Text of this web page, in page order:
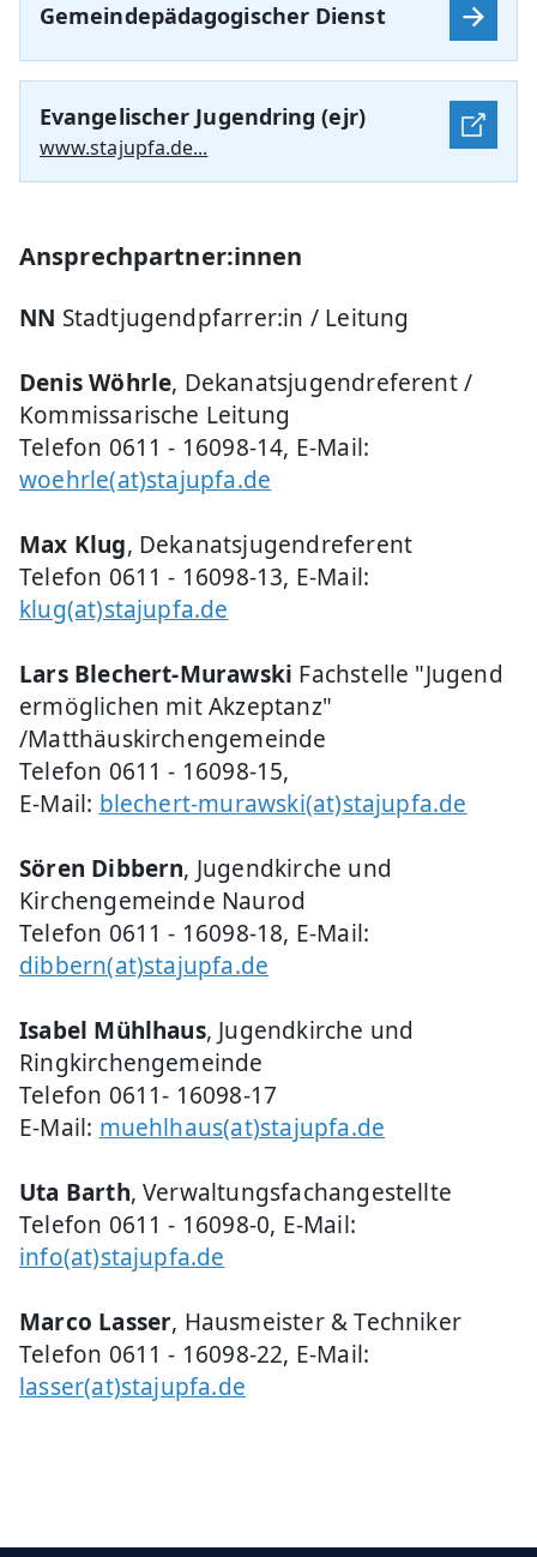
Gemeindepädagogischer Dienst
Evangelischer Jugendring (ejr)
www.stajupfa.de...
Ansprechpartner:innen
NN Stadtjugendpfarrer:in / Leitung
Denis Wöhrle, Dekanatsjugendreferent /
Kommissarische Leitung
Telefon 0611 - 16098-14, E-Mail:
woehrle(at)stajupfa.de
Max Klug, Dekanatsjugendreferent
Telefon 0611 - 16098-13, E-Mail:
klug(at)stajupfa.de
Lars Blechert-Murawski Fachstelle "Jugend
ermöglichen mit Akzeptanz"
/Matthäuskirchengemeinde
Telefon 0611 - 16098-15,
E-Mail: blechert-murawski(at)stajupfa.de
Sören Dibbern, Jugendkirche und
Kirchengemeinde Naurod
Telefon 0611 - 16098-18, E-Mail:
dibbern(at)stajupfa.de
Isabel Mühlhaus, Jugendkirche und
Ringkirchengemeinde
Telefon 0611- 16098-17
E-Mail: muehlhaus(at)stajupfa.de
Uta Barth, Verwaltungsfachangestellte
Telefon 0611 - 16098-0, E-Mail:
info(at)stajupfa.de
Marco Lasser, Hausmeister & Techniker
Telefon 0611 - 16098-22, E-Mail:
lasser(at)stajupfa.de